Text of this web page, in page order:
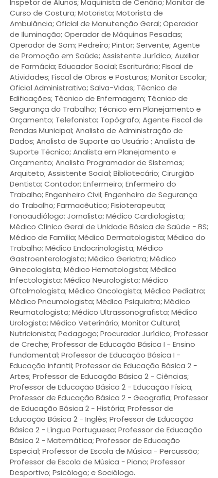
Inspetor de Alunos; Maquinista de Cenário; Monitor de
Curso de Costura; Motorista; Motorista de
Ambulância; Oficial de Manutenção Geral; Operador
de Iluminação; Operador de Máquinas Pesadas;
Operador de Som; Pedreiro; Pintor; Servente; Agente
de Promoção em Saúde; Assistente Jurídico; Auxiliar
de Farmácia; Educador Social; Escriturário; Fiscal de
Atividades; Fiscal de Obras e Posturas; Monitor Escolar;
Oficial Administrativo; Salva-Vidas; Técnico de
Edificações; Técnico de Enfermagem; Técnico de
Segurança do Trabalho; Técnico em Planejamento e
Orçamento; Telefonista; Topógrafo; Agente Fiscal de
Rendas Municipal; Analista de Administração de
Dados; Analista de Suporte ao Usuário ; Analista de
Suporte Técnico; Analista em Planejamento e
Orçamento; Analista Programador de Sistemas;
Arquiteto; Assistente Social; Bibliotecário; Cirurgião
Dentista; Contador; Enfermeiro; Enfermeiro do
Trabalho; Engenheiro Civil; Engenheiro de Segurança
do Trabalho; Farmacêutico; Fisioterapeuta;
Fonoaudiólogo; Jornalista; Médico Cardiologista;
Médico Clínico Geral de Unidade Básica de Saúde - BS;
Médico de Família; Médico Dermatologista; Médico do
Trabalho; Médico Endocrinologista; Médico
Gastroenterologista; Médico Geriatra; Médico
Ginecologista; Médico Hematologista; Médico
Infectologista; Médico Neurologista; Médico
Oftalmologista; Médico Oncologista; Médico Pediatra;
Médico Pneumologista; Médico Psiquiatra; Médico
Reumatologista; Médico Ultrassonografista; Médico
Urologista; Médico Veterinário; Monitor Cultural;
Nutricionista; Pedagogo; Procurador Jurídico; Professor
de Creche; Professor de Educação Básica I - Ensino
Fundamental; Professor de Educação Básica I -
Educação Infantil; Professor de Educação Básica 2 -
Artes; Professor de Educação Básica 2 - Ciências;
Professor de Educação Básica 2 - Educação Física;
Professor de Educação Básica 2 - Geografia; Professor
de Educação Básica 2 - História; Professor de
Educação Básica 2 - Inglês; Professor de Educação
Básica 2 - Língua Portuguesa; Professor de Educação
Básica 2 - Matemática; Professor de Educação
Especial; Professor de Escola de Música - Percussão;
Professor de Escola de Música - Piano; Professor
Desportivo; Psicólogo; e Sociólogo.